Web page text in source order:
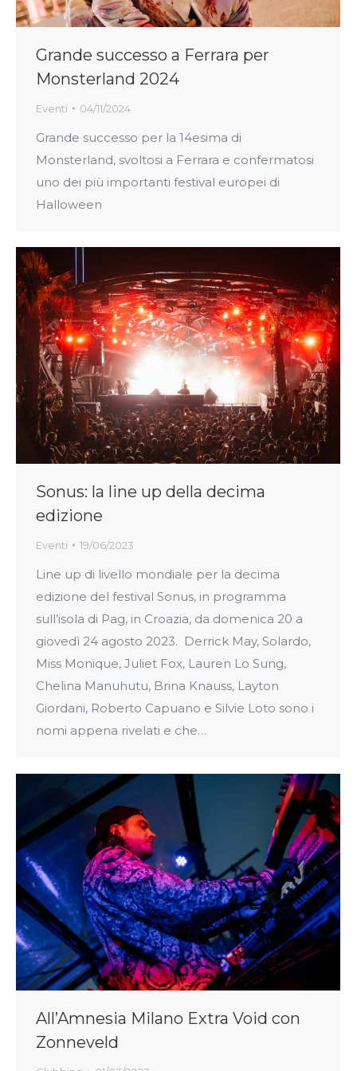
Grande successo a Ferrara per
Monsterland 2024
Eventi 04/11/2024
Grande successo per la 14esima di
Monsterland, svoltosi a Ferrara e confermatosi
uno dei più importanti festival europei di
Halloween
Sonus: la line up della decima
edizione
Eventi 19/06/2023
Line up di livello mondiale per la decima
edizione del festival Sonus, in programma
sull’isola di Pag, in Croazia, da domenica 20 a
giovedì 24 agosto 2023. Derrick May, Solardo,
Miss Monique, Juliet Fox, Lauren Lo Sung,
Chelina Manuhutu, Brina Knauss, Layton
Giordani, Roberto Capuano e Silvie Loto sono i
nomi appena rivelati e che…
All’Amnesia Milano Extra Void con
Zonneveld